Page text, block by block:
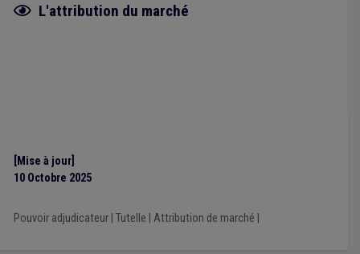
Fiche focus
L'attribution du marché
[Mise à jour]
10 Octobre 2025
Pouvoir adjudicateur| Tutelle Attribution de marché